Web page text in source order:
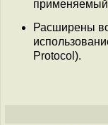
применяемый
Расширены
Protocol).